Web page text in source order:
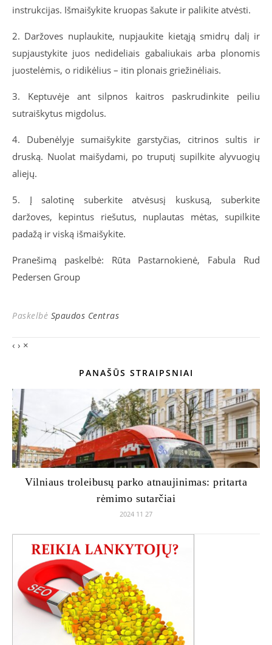
instrukcijas. Išmaišykite kruopas šakute ir palikite atvėsti.
2. Daržoves nuplaukite, nupjaukite kietąją smidrų dalį ir
supjaustykite juos nedideliais gabaliukais arba plonomis
juostelėmis, o ridikėlius – itin plonais griežinėliais.
3. Keptuvėje ant silpnos kaitros paskrudinkite peiliu
sutraiškytus migdolus.
4. Dubenėlyje sumaišykite garstyčias, citrinos sultis ir
druską. Nuolat maišydami, po truputį supilkite alyvuogių
aliejų.
5. Į salotinę suberkite atvėsusį kuskusą, suberkite
daržoves, kepintus riešutus, nuplautas mėtas, supilkite
padažą ir viską išmaišykite.
Pranešimą paskelbė: Rūta Pastarnokienė, Fabula Rud
Pedersen Group
Paskelbė Spaudos Centras
‹ › ×
PANAŠŪS STRAIPSNIAI
Vilniaus troleibusų parko atnaujinimas: pritarta
rėmimo sutarčiai
2024 11 27